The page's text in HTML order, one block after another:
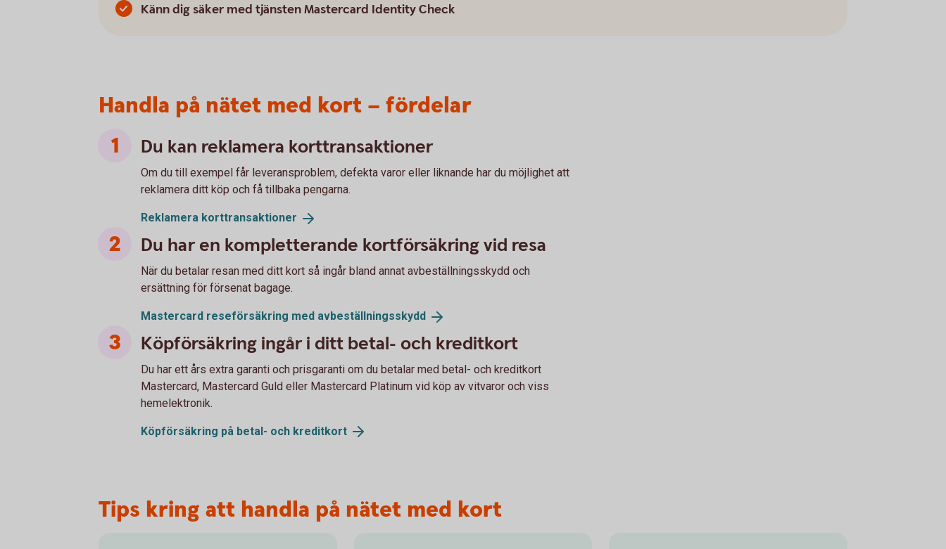
Känn dig säker med tjänsten Mastercard Identity Check
Handla på nätet med kort – fördelar
Du kan reklamera korttransaktioner
Om du till exempel får leveransproblem, defekta varor eller liknande har du möjlighet att
reklamera ditt köp och få tillbaka pengarna.
Reklamera korttransaktioner
Du har en kompletterande kortförsäkring vid resa
När du betalar resan med ditt kort så ingår bland annat avbeställningsskydd och
ersättning för försenat bagage.
Mastercard reseförsäkring med avbeställningsskydd
Köpförsäkring ingår i ditt betal- och kreditkort
Du har ett års extra garanti och prisgaranti om du betalar med betal- och kreditkort
Mastercard, Mastercard Guld eller Mastercard Platinum vid köp av vitvaror och viss
hemelektronik.
Köpförsäkring på betal- och kreditkort
Tips kring att handla på nätet med kort